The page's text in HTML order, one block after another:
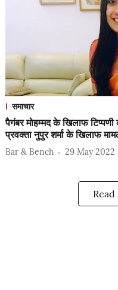
समाचार
पैगंबर मोहम्मद के खिलाफ
प्रवक्ता नुपुर शर्मा के खिलाफ
Bar & Bench 29 May 2022